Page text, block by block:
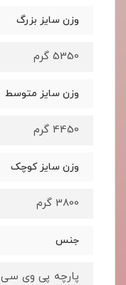
وزن سایز بزرگ
5350 گرم
وزن سایز متوسط
4450 گرم
وزن سایز کوچک
3800 گرم
جنس
پارچه پی وی سی